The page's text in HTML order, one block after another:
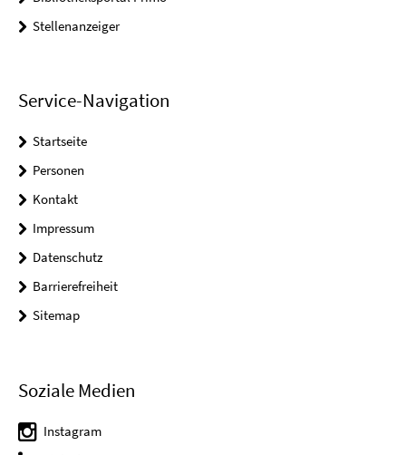
Stellenanzeiger
Service-Navigation
Startseite
Personen
Kontakt
Impressum
Datenschutz
Barrierefreiheit
Sitemap
Soziale Medien
Instagram